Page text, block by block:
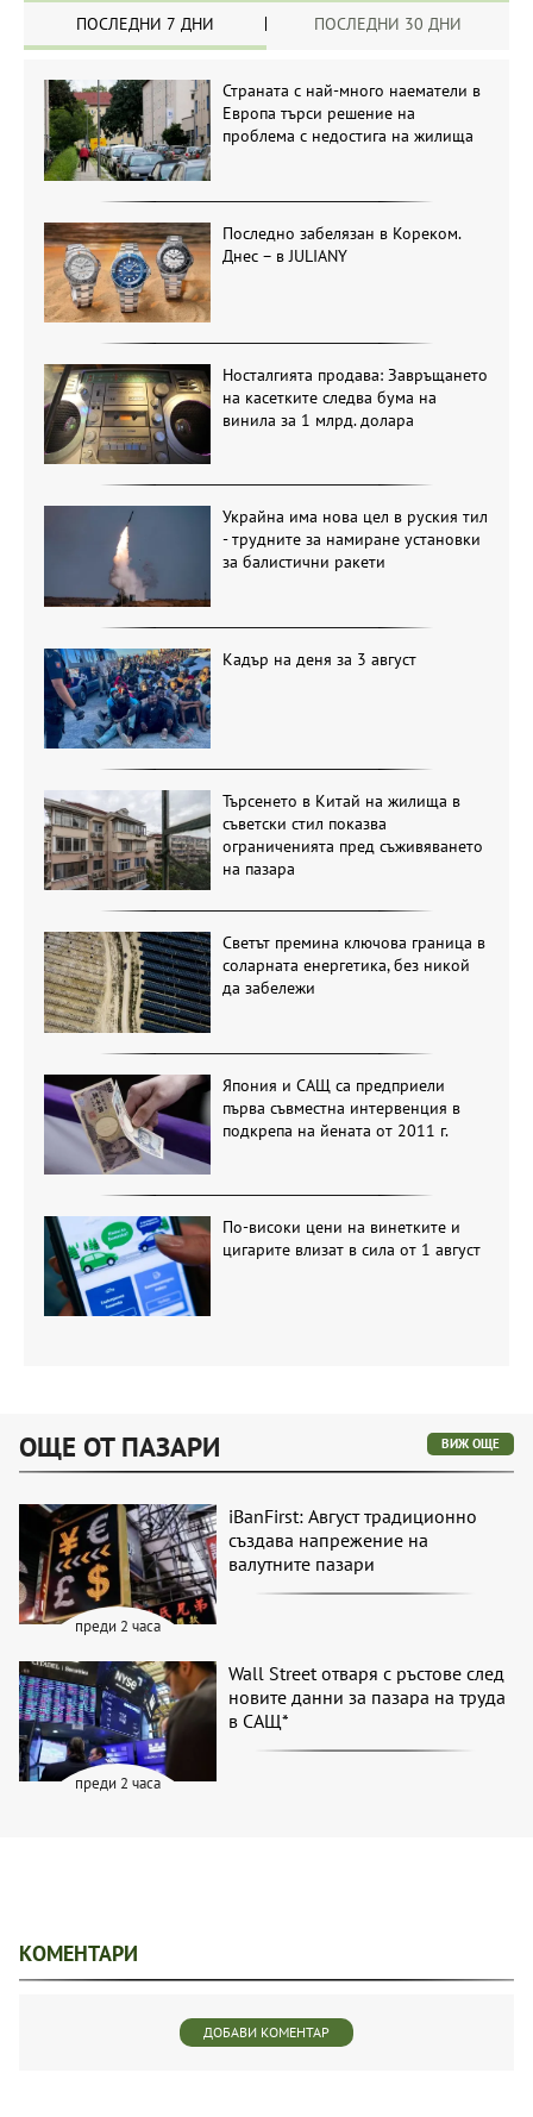
ПОСЛЕДНИ 7 ДНИ ПОСЛЕДНИ 30 ДНИ
Страната с най-много наематели в
Европа търси решение на
проблема с недостига на жилища
Последно забелязан в Кореком.
Днес – в JULIANY
Носталгията продава: Завръщането
на касетките следва бума на
винила за 1 млрд. долара
Украйна има нова цел в руския тил
- трудните за намиране установки
за балистични ракети
Кадър на деня за 3 август
Търсенето в Китай на жилища в
съветски стил показва
ограниченията пред съживяването
на пазара
Светът премина ключова граница в
соларната енергетика, без никой
да забележи
Япония и САЩ са предприели
първа съвместна интервенция в
подкрепа на йената от 2011 г.
По-високи цени на винетките и
цигарите влизат в сила от 1 август
ОЩЕ ОТ ПАЗАРИ ВИЖ ОЩЕ
преди 2 часа
iBanFirst: Август традиционно
създава напрежение на
валутните пазари
преди 2 часа
Wall Street отваря с ръстове след
новите данни за пазара на труда
в САЩ*
КОМЕНТАРИ
ДОБАВИ КОМЕНТАР